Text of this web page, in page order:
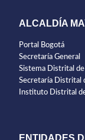
ALCALDÍA
Portal Bogotá
Secretaría General
Sistema Distrital de
Secretaría Distrital
Instituto Distrital